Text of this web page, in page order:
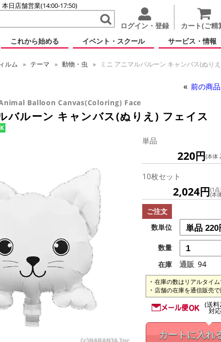
本日店舗営業(14:00-17:50)
ログイン・登録 カート(ご精
これから始める イベント・スクール サービス・情報
ルム テーマ 動物・虫
ミニ アニマルバルーン キャンバス(ぬり
前の商品
Balloon Canvas(Coloring) Face
バルーン キャンバス(ぬりえ) フェイス
単品
220円(本体
10枚セット
2,024円(1
(本
ご注文
数単位
数量
在庫
通販 94
在庫の数はリアルタイム
店舗の在庫を通信販売で
(送
対
カートに入れ